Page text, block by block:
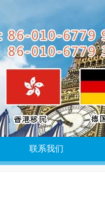
联系我们